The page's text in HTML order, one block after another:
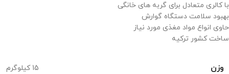
با کالری متعادل برای گربه های خانگی
بهبود سلامت دستگاه گوارش
حاوی انواع مواد مغذی مورد نیاز
ساخت کشور ترکیه
وزن 15 کیلوگرم